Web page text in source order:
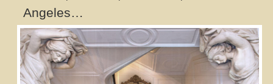
Angeles…